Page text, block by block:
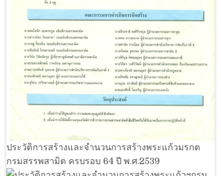
ประวัติการสร้างและจำนวนการสร้างพระแก้วมรกต
กรมสรรพสามิต ครบรอบ 64 ปี พ.ศ.2539